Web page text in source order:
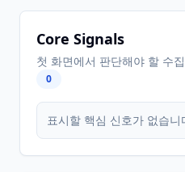
Core Signals
첫 화면에서 판단해야 할 수
0
표시할 핵심 신호가 없습니